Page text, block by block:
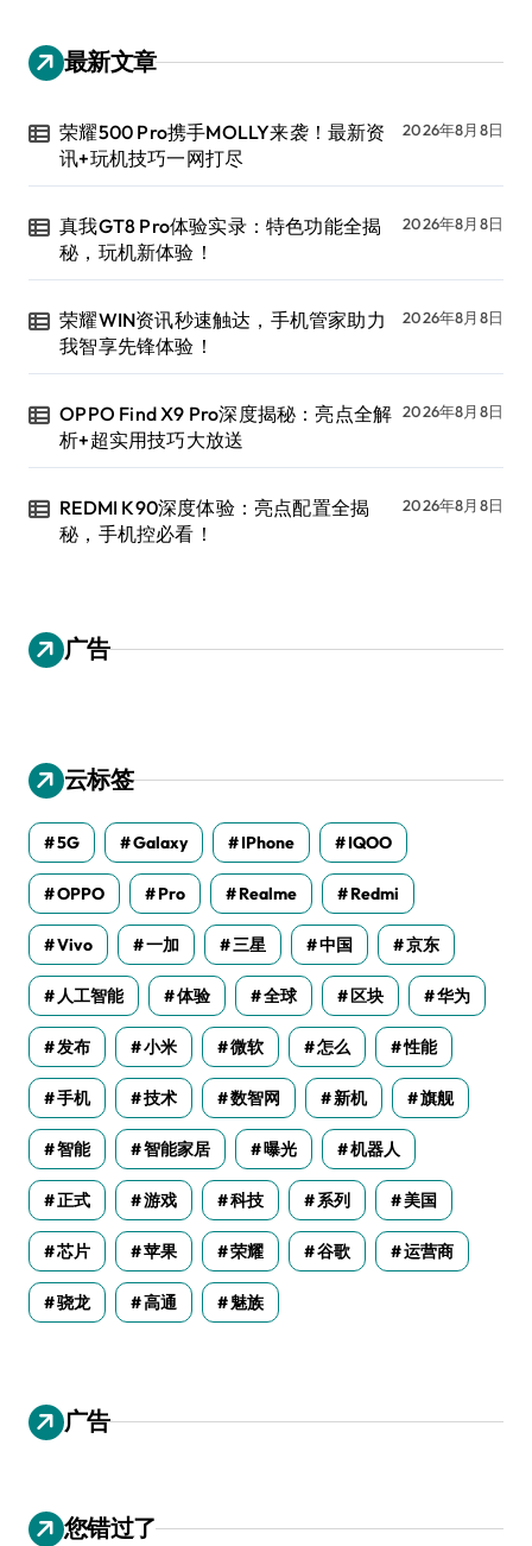
最新文章
荣耀500 Pro携手MOLLY来袭！最新资
讯+玩机技巧一网打尽
2026年8月8日
真我GT8 Pro体验实录：特色功能全揭
秘，玩机新体验！
2026年8月8日
荣耀WIN资讯秒速触达，手机管家助力
我智享先锋体验！
2026年8月8日
OPPO Find X9 Pro深度揭秘：亮点全解
析+超实用技巧大放送
2026年8月8日
REDMI K90深度体验：亮点配置全揭
秘，手机控必看！
2026年8月8日
广告
云标签
5G Galaxy IPhone IQOO
OPPO Pro Realme Redmi
Vivo 一加 三星 中国 京东
人工智能 体验 全球 区块 华为
发布 小米 微软 怎么 性能
手机 技术 数智网 新机 旗舰
智能 智能家居 曝光 机器人
正式 游戏 科技 系列 美国
芯片 苹果 荣耀 谷歌 运营商
骁龙 高通 魅族
广告
您错过了